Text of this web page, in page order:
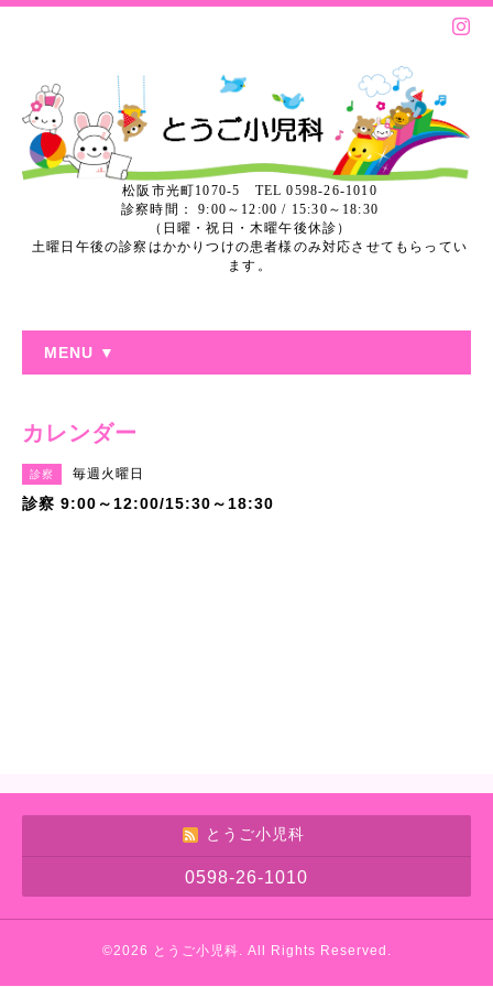
松阪市光町1070-5 TEL 0598-26-1010
診察時間： 9:00～12:00 / 15:30～18:30
（日曜・祝日・木曜午後休診）
土曜日午後の診察はかかりつけの患者様のみ対応させてもらってい
ます。
MENU ▼
カレンダー
診察 毎週火曜日
診察 9:00～12:00/15:30～18:30
とうご小児科
0598-26-1010
©2026 とうご小児科 . All Rights Reserved.